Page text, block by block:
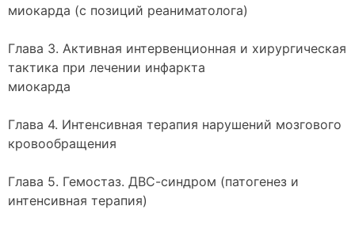
миокарда (с позиций реаниматолога)
Глава 3. Активная интервенционная и хирургическая
тактика при лечении инфаркта
миокарда
Глава 4. Интенсивная терапия нарушений мозгового
кровообращения
Глава 5. Гемостаз. ДВС-синдром (патогенез и
интенсивная терапия)